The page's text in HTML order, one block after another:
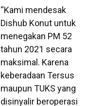
“Kami mendesak
Dishub Konut untuk
menegakan PM 52
tahun 2021 secara
maksimal. Karena
keberadaan Tersus
maupun TUKS yang
disinyalir beroperasi